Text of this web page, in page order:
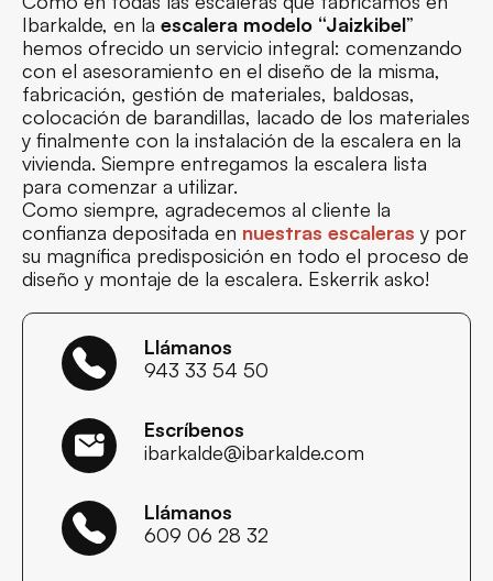
Ibarkalde, en la escalera modelo “Jaizkibel”
hemos ofrecido un servicio integral: comenzando
con el asesoramiento en el diseño de la misma,
fabricación, gestión de materiales, baldosas,
colocación de barandillas, lacado de los materiales
y finalmente con la instalación de la escalera en la
vivienda. Siempre entregamos la escalera lista
para comenzar a utilizar.
Como siempre, agradecemos al cliente la
confianza depositada en nuestras escaleras y por
su magnífica predisposición en todo el proceso de
diseño y montaje de la escalera. Eskerrik asko!
Llámanos
943 33 54 50
Escríbenos
ibarkalde@ibarkalde.com
Llámanos
609 06 28 32